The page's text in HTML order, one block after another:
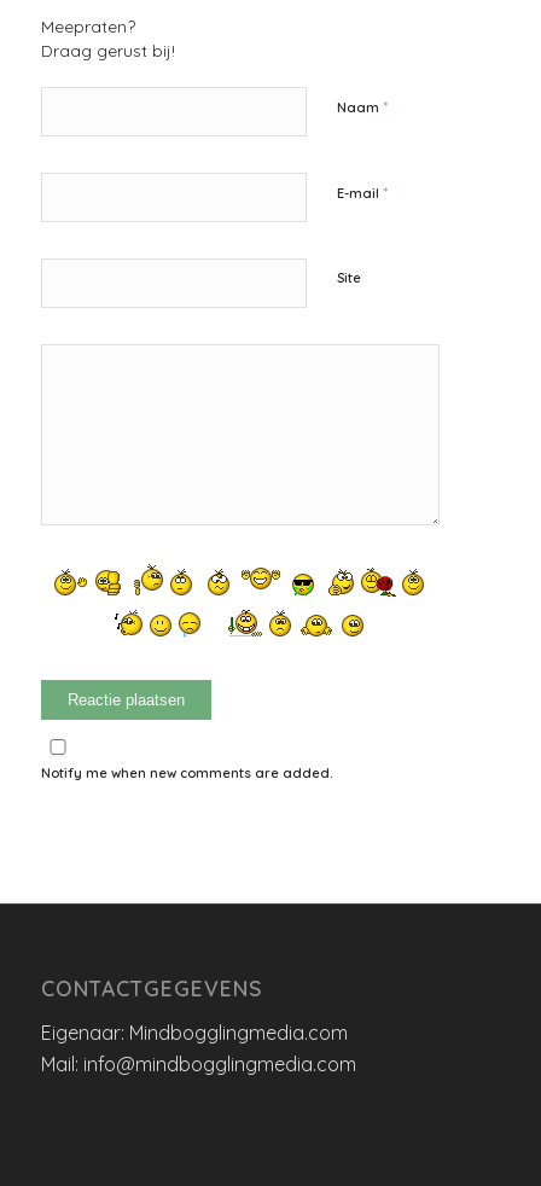
Meepraten?
Draag gerust bij!
Naam *
E-mail *
Site
Notify me when new comments are added.
CONTACTGEGEVENS
Eigenaar: Mindbogglingmedia.com
Mail: info@mindbogglingmedia.com